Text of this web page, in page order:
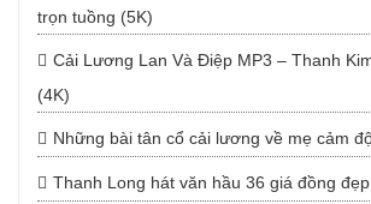
trọn tuồng (5K)
Cải Lương Lan Và Điệp MP3 – Thanh
(4K)
Những bài tân cổ cải lương về mẹ cảm
Thanh Long hát văn hầu 36 giá đồng